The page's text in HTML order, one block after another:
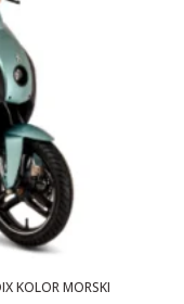
KOLOR MORSKI